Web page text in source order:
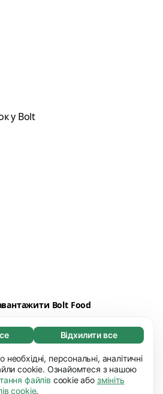
для того, щоб ви могли
сайту і використовувати
наприклад, перехід
Відхилити все
персональні, аналітичні
cookie. Ознайомтеся з нашою
файлів cookie або змініть
cookie.
у Bolt
Bolt Food
сookies Безпека